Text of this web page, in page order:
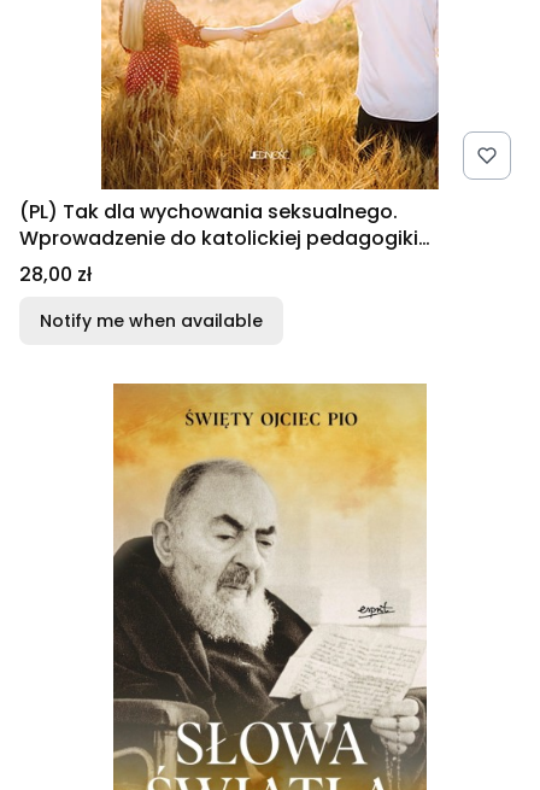
(PL) Tak dla wychowania seksualnego.
Wprowadzenie do katolickiej pedagogiki
seksualnej
Price
28,00 zł
Notify me when available